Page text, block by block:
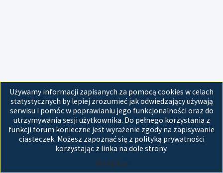
Używamy informacji zapisanych za pomocą cookies w celach
statystycznych by lepiej zrozumieć jak odwiedzający używają
serwisu i pomóc w poprawianiu jego funkcjonalności oraz do
utrzymywania sesji użytkownika. Do pełnego korzystania z
funkcji forum konieczne jest wyrażenie zgody na zapisywanie
ciasteczek. Możesz zapoznać się z polityką prywatności
korzystając z linka na dole strony.
Akceptuję